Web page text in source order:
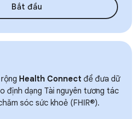
Bắt đầu
Health Connect để đưa dữ
định dạng Tài nguyên tương tác
sóc sức khoẻ (FHIR®).